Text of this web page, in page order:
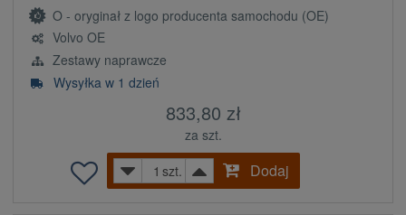
O - oryginał z logo producenta samochodu (OE)
Volvo OE
Zestawy naprawcze
Wysyłka w 1 dzień
833,80 zł
za szt.
szt.
Dodaj